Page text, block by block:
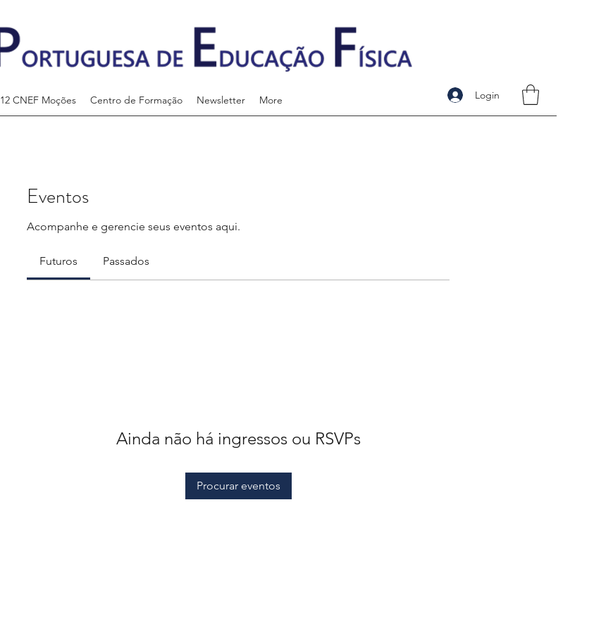
12 CNEF Moções Centro de Formação Newsletter More Login
Eventos
Acompanhe e gerencie seus eventos aqui.
Futuros Passados
Ainda não há ingressos ou RSVPs
Procurar eventos